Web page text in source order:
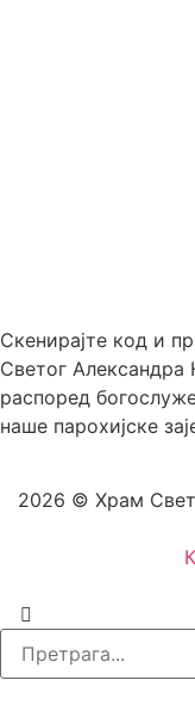
Скенирајте код и
Светог Александра
распоред
наше парохијске
2026 © Храм